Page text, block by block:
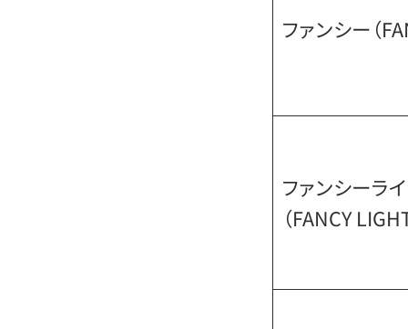
ファンシー（
ファンシーラ
（FANCY